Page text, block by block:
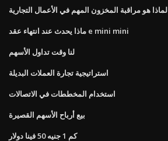
لماذا هو مراقبة المخزون المهم في الأعمال التجارية
ماذا يحدث عند انتهاء عقد e mini mini
لنا وقت تداول الأسهم
استراتيجية تجارة العملات البديلة
استخدام المخططات في الاتصالات
بيع أرباح الأسهم القصيرة
كم 1 جنيه 50 فينا دولار